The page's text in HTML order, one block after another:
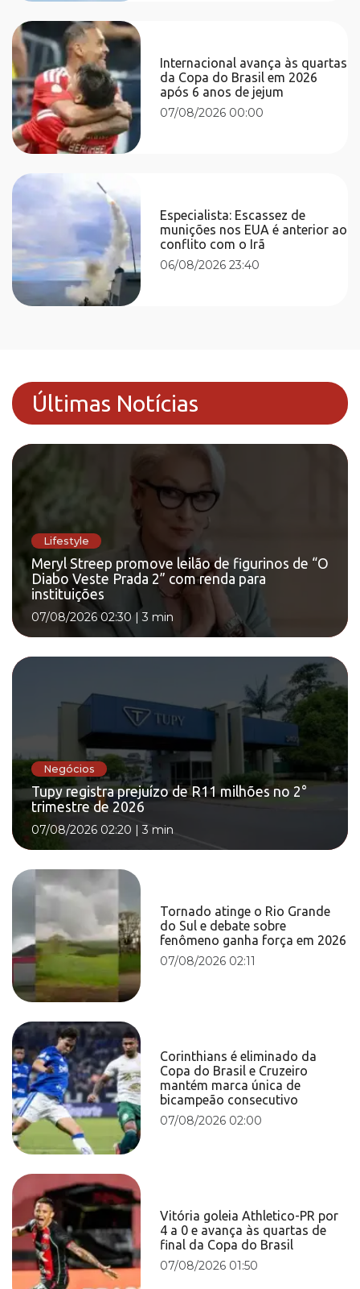
Internacional avança às quartas
da Copa do Brasil em 2026
após 6 anos de jejum
07/08/2026 00:00
Especialista: Escassez de
munições nos EUA é anterior ao
conflito com o Irã
06/08/2026 23:40
Últimas Notícias
Lifestyle
Meryl Streep promove leilão de figurinos de “O
Diabo Veste Prada 2” com renda para
instituições
07/08/2026 02:30 |3 min
Negócios
Tupy registra prejuízo de R11 milhões no 2°
trimestre de 2026
07/08/2026 02:20 |3 min
Tornado atinge o Rio Grande
do Sul e debate sobre
fenômeno ganha força em 2026
07/08/2026 02:11
Corinthians é eliminado da
Copa do Brasil e Cruzeiro
mantém marca única de
bicampeão consecutivo
07/08/2026 02:00
Vitória goleia Athletico-PR por
4 a 0 e avança às quartas de
final da Copa do Brasil
07/08/2026 01:50